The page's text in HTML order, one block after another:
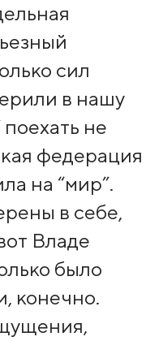
сил
в нашу
не
федерация
на “мир”.
в себе,
Владе
было
конечно.